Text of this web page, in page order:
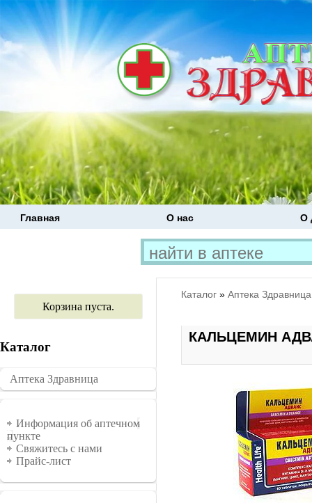
Главная О нас О
Корзина пуста.
Каталог
�������
Аптека Здравница
Информация
Информация об аптечном
пункте
Свяжитесь с нами
Прайс-лист
Каталог » Аптека Здравница
КАЛЬЦЕМИН